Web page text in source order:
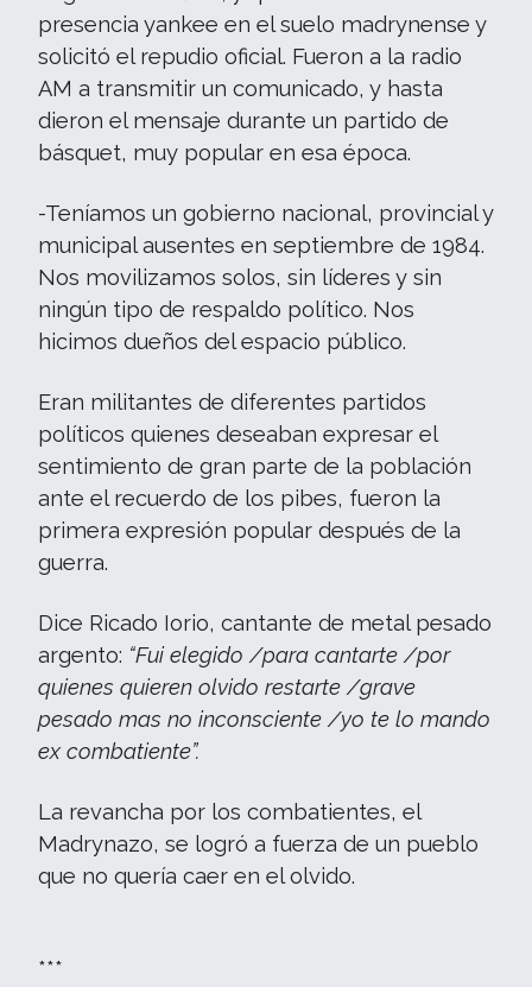
presencia yankee en el suelo madrynense y
solicitó el repudio oficial. Fueron a la radio
AM a transmitir un comunicado, y hasta
dieron el mensaje durante un partido de
básquet, muy popular en esa época.
-Teníamos un gobierno nacional, provincial y
municipal ausentes en septiembre de 1984.
Nos movilizamos solos, sin líderes y sin
ningún tipo de respaldo político. Nos
hicimos dueños del espacio público.
Eran militantes de diferentes partidos
políticos quienes deseaban expresar el
sentimiento de gran parte de la población
ante el recuerdo de los pibes, fueron la
primera expresión popular después de la
guerra.
Dice Ricado Iorio, cantante de metal pesado
argento: “Fui elegido /para cantarte /por
quienes quieren olvido restarte /grave
pesado mas no inconsciente /yo te lo mando
ex combatiente”.
La revancha por los combatientes, el
Madrynazo, se logró a fuerza de un pueblo
que no quería caer en el olvido.
***